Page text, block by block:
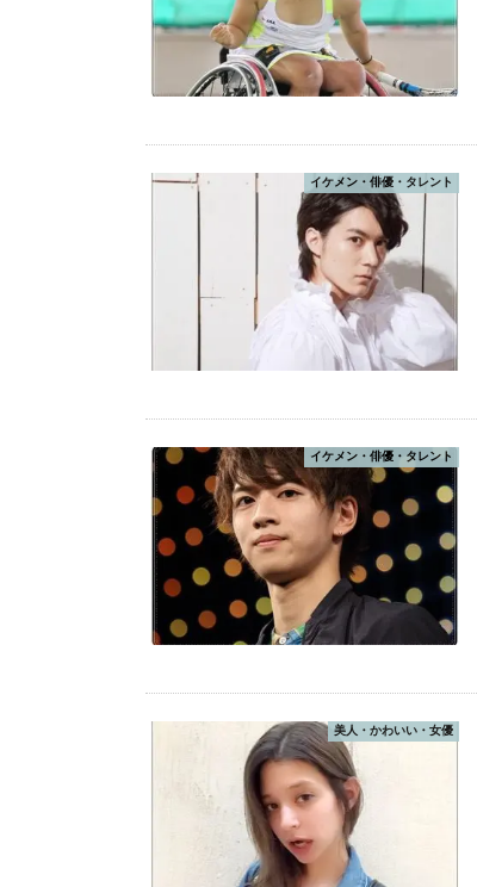
イケメン・俳優・タレント
イケメン・俳優・タレント
美人・かわいい・女優